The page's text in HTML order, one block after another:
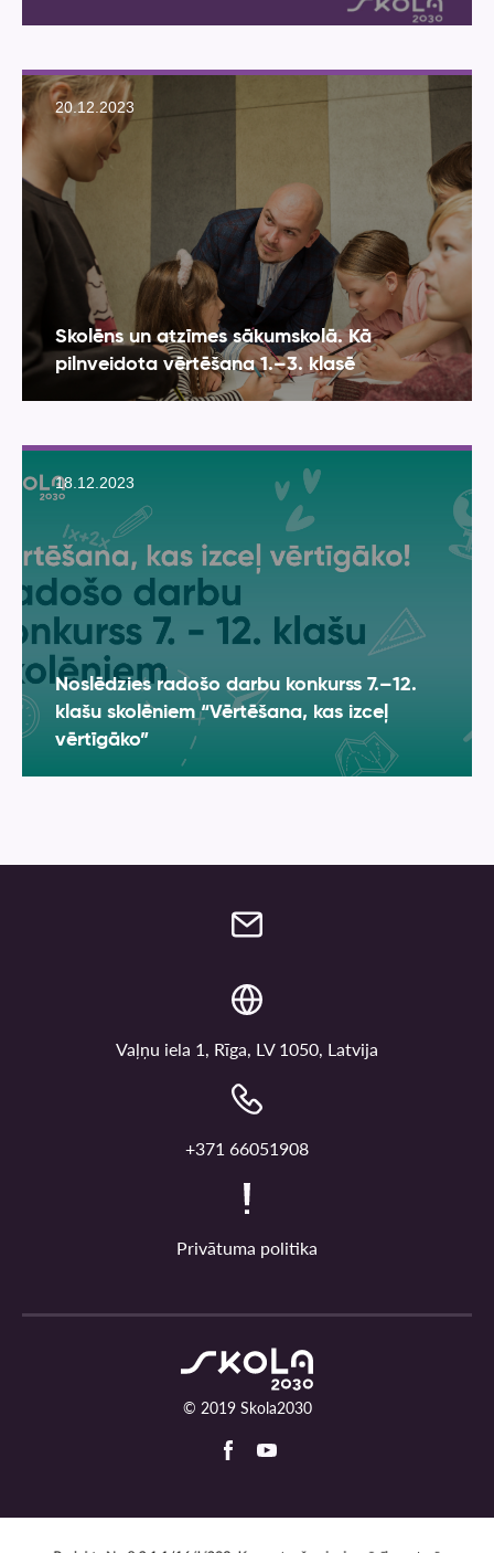
20.12.2023
Skolēns un atzīmes sākumskolā. Kā
pilnveidota vērtēšana 1.–3. klasē
18.12.2023
Noslēdzies radošo darbu konkurss 7.–12.
klašu skolēniem “Vērtēšana, kas izceļ
vērtīgāko”
Vaļņu iela 1, Rīga, LV 1050, Latvija
+371 66051908
Privātuma politika
© 2019 Skola2030